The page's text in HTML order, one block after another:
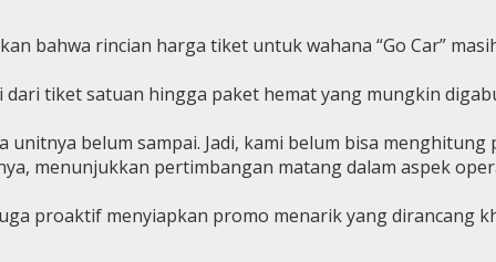
bahwa rincian harga tiket untuk wahana “Go Car”
tiket satuan hingga paket hemat yang mungkin
belum sampai. Jadi, kami belum bisa
menunjukkan pertimbangan matang dalam aspek
proaktif menyiapkan promo menarik yang